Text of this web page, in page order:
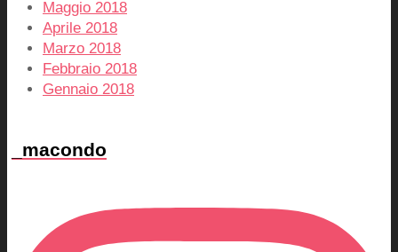
Maggio 2018
Aprile 2018
Marzo 2018
Febbraio 2018
Gennaio 2018
_macondo